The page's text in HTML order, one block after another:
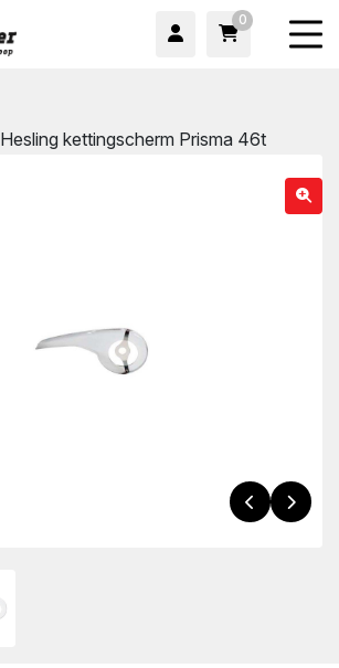
0
Hesling kettingscherm Prisma 46t